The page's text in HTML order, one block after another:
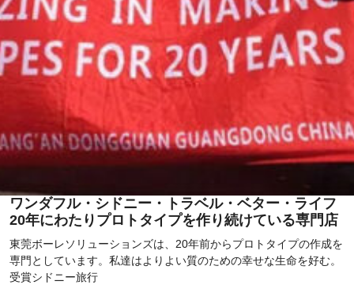
ワンダフル・シドニー・トラベル・ベター・ライフ
20年にわたりプロトタイプを作り続けている専門店
東莞ボーレソリューションズは、20年前からプロトタイプの作成を
専門としています。私達はよりよい質のための幸せな生命を好む。
受賞シドニー旅行